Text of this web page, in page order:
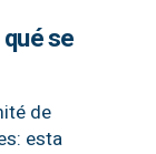
se
de
esta